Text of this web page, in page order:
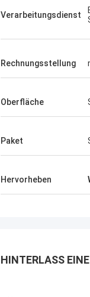
Verarbeitungsdienst
Rechnungsstellung
Oberfläche
Paket
Hervorheben
HINTERLASS